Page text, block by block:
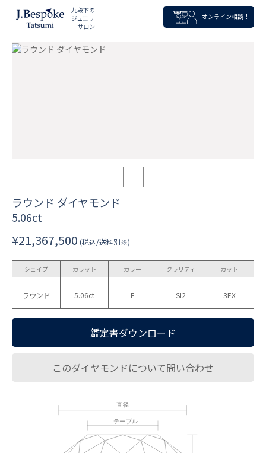
九段下の
ジュエリ
ーサロン
オンライン相談！
ラウンド ダイヤモンド
5.06ct
¥21,367,500 (税込/送料別※)
シェイプ
ラウンド
カラット
5.06ct
カラー
E
クラリティ
SI2
カット
3EX
鑑定書ダウンロード
このダイヤモンドについて問い合わせ